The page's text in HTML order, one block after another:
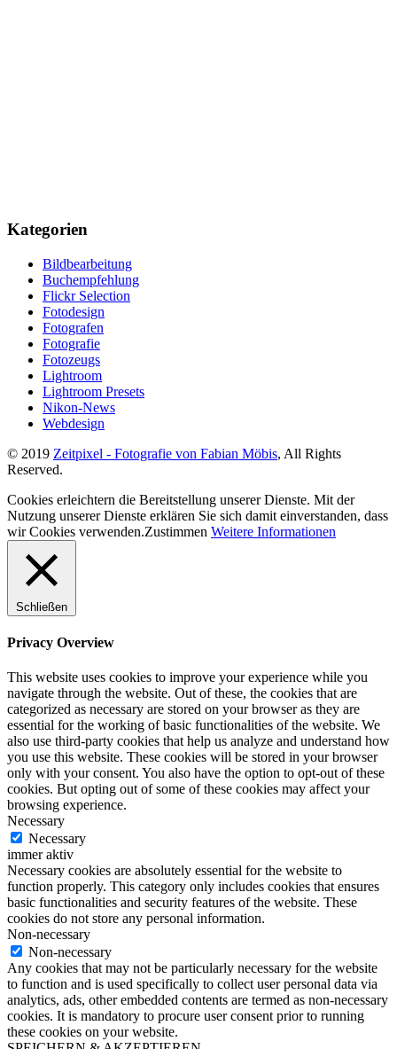
Kategorien
Bildbearbeitung
Buchempfehlung
Flickr Selection
Fotodesign
Fotografen
Fotografie
Fotozeugs
Lightroom
Lightroom Presets
Nikon-News
Webdesign
© 2019 Zeitpixel - Fotografie von Fabian Möbis, All Rights
Reserved.
Cookies erleichtern die Bereitstellung unserer Dienste. Mit der
Nutzung unserer Dienste erklären Sie sich damit einverstanden, dass
wir Cookies verwenden.Zustimmen Weitere Informationen
Schließen
Privacy Overview
This website uses cookies to improve your experience while you
navigate through the website. Out of these, the cookies that are
categorized as necessary are stored on your browser as they are
essential for the working of basic functionalities of the website. We
also use third-party cookies that help us analyze and understand how
you use this website. These cookies will be stored in your browser
only with your consent. You also have the option to opt-out of these
cookies. But opting out of some of these cookies may affect your
browsing experience.
Necessary
Necessary
immer aktiv
Necessary cookies are absolutely essential for the website to
function properly. This category only includes cookies that ensures
basic functionalities and security features of the website. These
cookies do not store any personal information.
Non-necessary
Non-necessary
Any cookies that may not be particularly necessary for the website
to function and is used specifically to collect user personal data via
analytics, ads, other embedded contents are termed as non-necessary
cookies. It is mandatory to procure user consent prior to running
these cookies on your website.